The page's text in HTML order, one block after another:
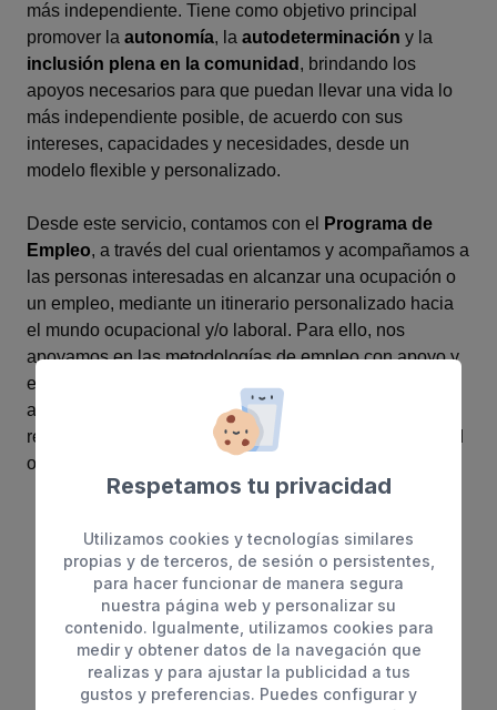
más independiente. Tiene como objetivo principal
promover la autonomía, la autodeterminación y la
inclusión plena en la comunidad , brindando los
apoyos necesarios para que puedan llevar una vida lo
más independiente posible, de acuerdo con sus
intereses, capacidades y necesidades, desde un
modelo flexible y personalizado.
Desde este servicio, contamos con el
Programa de
Empleo, a través del cual orientamos y acompañamos a
las personas interesadas en alcanzar una ocupación o
un empleo, mediante un itinerario personalizado hacia
el mundo ocupacional y/o laboral. Para ello, nos
apoyamos en las metodologías de empleo con apoyo y
empleo personalizado. También ofrecemos apoyo y
asesoramiento ante ofertas de empleo público, tanto de
régimen general como para personas con discapacidad
o con discapacidad intelectual.
Respetamos tu privacidad
Utilizamos cookies y tecnologías similares
propias y de terceros, de sesión o persistentes,
para hacer funcionar de manera segura
nuestra página web y personalizar su
contenido. Igualmente, utilizamos cookies para
medir y obtener datos de la navegación que
realizas y para ajustar la publicidad a tus
gustos y preferencias. Puedes configurar y